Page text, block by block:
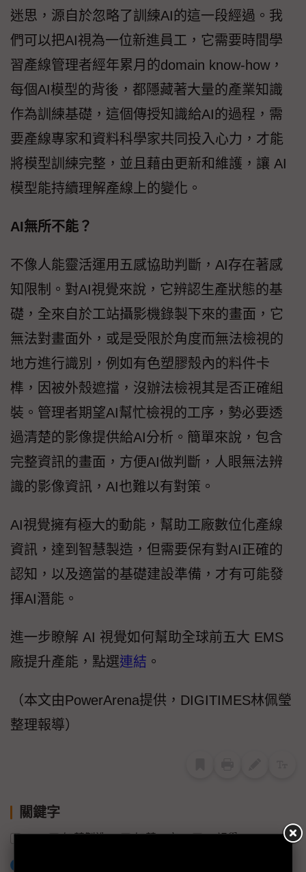
迷思，源自於忽略了訓練AI的這一段經過。我
們可以把AI視為一位新進員工，它需要時間學
習產線管理者經年累月的domain know-how，
每個AI模型的背後，都隱藏著大量的產業知識
作為訓練基礎，這個傳授知識給AI的過程，需
要產線專家和資料科學家共同投入心力，才能
將模型訓練完整，並且藉由更新和維護，讓 AI
模型能持續理解產線上的變化。
AI無所不能？
不像人能靈活運用五感協助判斷，AI存在著感
知限制。對AI視覺來說，它辨認生產狀態的基
礎，全來自於工站攝影機錄製下來的畫面，它
無法對畫面外，或是受限於角度而無法檢視的
地方進行識別，例如有色塑膠殼內的料件卡
榫，因被外殼遮擋，沒辦法檢視其是否正確組
裝。管理者期望AI幫忙檢視的工序，勢必要透
過清楚的影像提供給AI分析。簡單來說，包含
完整資訊的畫面，方便AI做判斷，人眼無法辨
識的影像資訊，AI也難以有對策。
AI視覺擁有極大的動能，幫助工廠數位化產線
資訊，達到智慧製造，但需要保有對AI正確的
認知，以及適當的基礎建設準備，才有可能發
揮AI潛能。
進一步瞭解 AI 視覺如何幫助全球前五大 EMS
廠提升產能，點選連結 。
（本文由PowerArena提供，DIGITIMES林佩瑩
整理報導）
關鍵字
AI 智慧製造 智慧工廠 AI視覺